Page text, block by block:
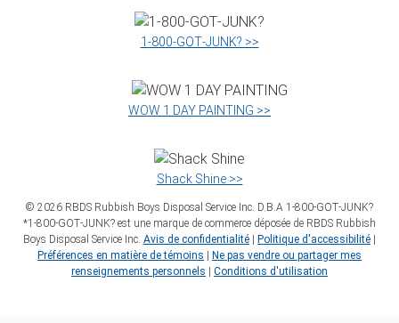
1‑800‑GOT‑JUNK? >>
WOW 1 DAY PAINTING >>
Shack Shine >>
© 2026 RBDS Rubbish Boys Disposal Service Inc. D.B.A 1‑800‑GOT‑JUNK?
*1‑800‑GOT‑JUNK? est une marque de commerce déposée de RBDS Rubbish
Boys Disposal Service Inc. Avis de confidentialité Politique d'accessibilité
Préférences en matière de témoins
Ne pas vendre ou partager mes
renseignements personnels
Conditions d'utilisation